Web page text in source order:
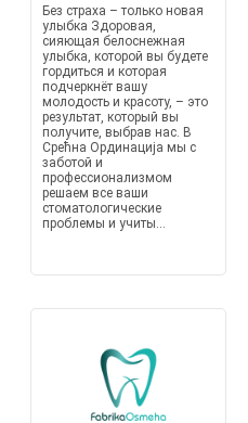
Без страха – только новая
улыбка Здоровая,
сияющая белоснежная
улыбка, которой вы будете
гордиться и которая
подчеркнёт вашу
молодость и красоту, – это
результат, который вы
получите, выбрав нас. В
Срећна Ординација мы с
заботой и
профессионализмом
решаем все ваши
стоматологические
проблемы и учиты...